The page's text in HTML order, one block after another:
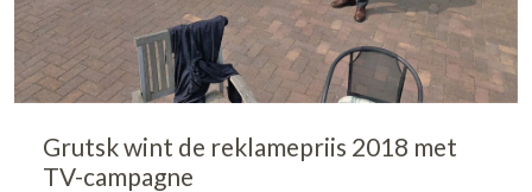
Grutsk wint de reklamepriis 2018 met
TV-campagne